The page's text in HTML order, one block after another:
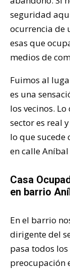
seguridad
ocurrencia de
esas que
medios de
Fuimos al
es una
los vecinos.
sector es real
lo que sucede
en calle
Casa
en barrio
En el barrio
dirigente del
pasa todos
preocupación